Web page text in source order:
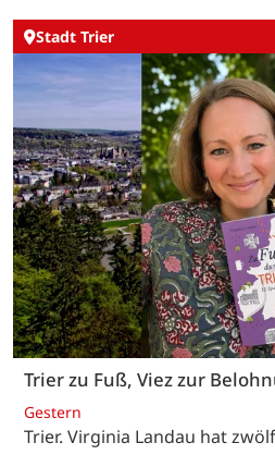
Stadt Trier
Trier zu Fuß, Viez zur
Gestern
Trier. Virginia Landau hat